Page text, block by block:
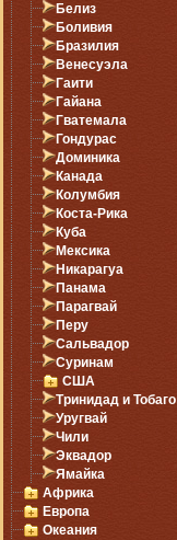
Белиз
Боливия
Бразилия
Венесуэла
Гаити
Гайана
Гватемала
Гондурас
Доминика
Канада
Колумбия
Коста-Рика
Куба
Мексика
Никарагуа
Панама
Парагвай
Перу
Сальвадор
Суринам
США
Тринидад и Тобаго
Уругвай
Чили
Эквадор
Ямайка
Африка
Европа
Океания